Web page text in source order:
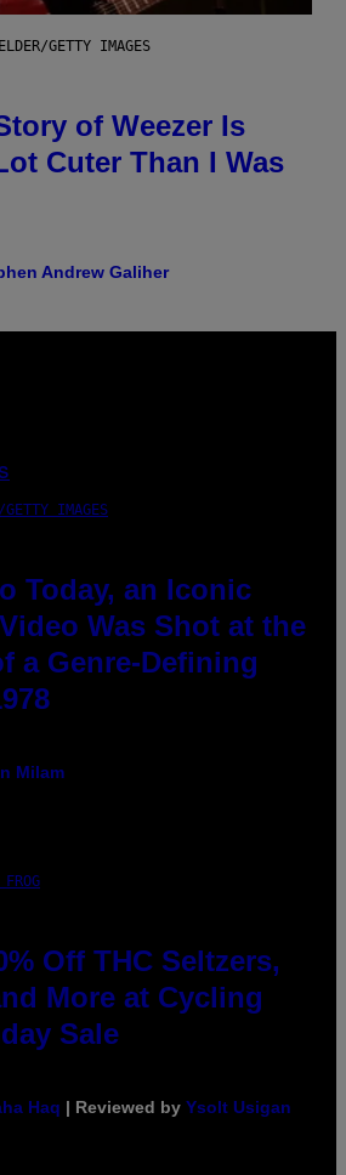
GETTY IMAGES
of Weezer Is
Cuter Than I Was
Andrew Galiher
IMAGES
Today, an Iconic
Was Shot at the
a Genre-Defining
Milam
Off THC Seltzers,
More at Cycling
Sale
Haq | Reviewed by Ysolt Usigan